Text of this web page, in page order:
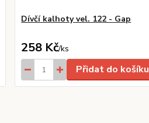
Dívčí kalhoty vel. 122 - Gap
258 Kč/ks
Přidat do košíku